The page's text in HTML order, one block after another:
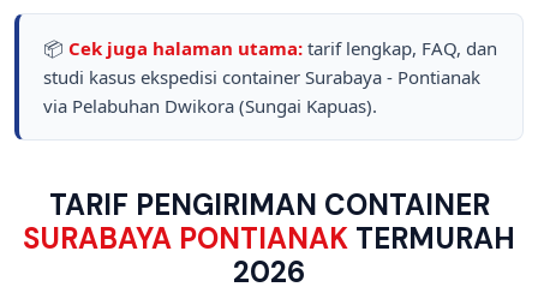
📦 Cek juga halaman utama: tarif lengkap, FAQ, dan
studi kasus ekspedisi container Surabaya - Pontianak
via Pelabuhan Dwikora (Sungai Kapuas).
TARIF PENGIRIMAN CONTAINER
SURABAYA PONTIANAK TERMURAH
2026